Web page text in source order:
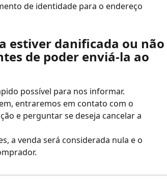
de identidade para o endereço
estiver danificada ou não
de poder enviá-la ao
possível para nos informar.
entraremos em contato com o
e perguntar se deseja cancelar a
a venda será considerada nula e o